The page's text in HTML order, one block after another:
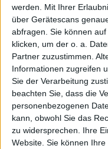
werden.
Mit Ihrer
über Gerätescans
abfragen. Sie können
klicken, um der o. a.
Partner zuzustimmen.
Informationen zugreifen
Sie der Verarbeitung
beachten Sie, dass die
personenbezogenen
kann, obwohl Sie das
zu widersprechen. Ihre
Website. Sie können